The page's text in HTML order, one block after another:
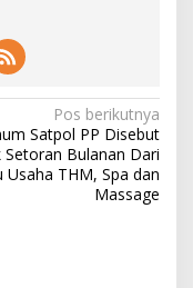
Pos berikutnya
Satpol PP Disebut
Setoran Bulanan Dari
Usaha THM, Spa dan
Massage